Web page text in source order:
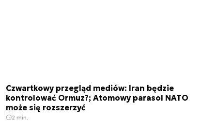
Czwartkowy przegląd mediów: Iran będzie
kontrolować Ormuz?; Atomowy parasol NATO
może się rozszerzyć
2 min.